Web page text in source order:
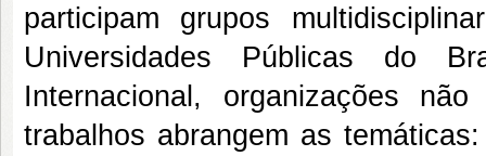
participam grupos
Universidades Públicas do
Internacional, organizações
trabalhos abrangem as